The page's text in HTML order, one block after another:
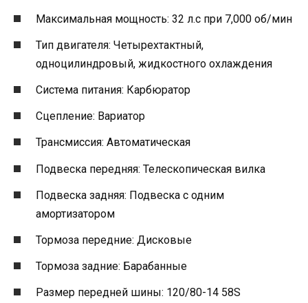
Максимальная мощность: 32 л.с при 7,000 об/мин
Тип двигателя: Четырехтактный,
одноцилиндровый, жидкостного охлаждения
Система питания: Карбюратор
Сцепление: Вариатор
Трансмиссия: Автоматическая
Подвеска передняя: Телескопическая вилка
Подвеска задняя: Подвеска с одним
амортизатором
Тормоза передние: Дисковые
Тормоза задние: Барабанные
Размер передней шины: 120/80-14 58S